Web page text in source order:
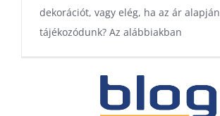
dekorációt, vagy elég, ha az ár alapján
tájékozódunk? Az alábbiakban